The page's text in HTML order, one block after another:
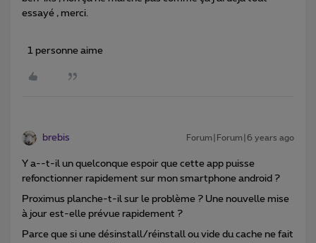
essayé , merci.
1 personne aime
brebis Forum|Forum|6 years ago
Y a--t-il un quelconque espoir que cette app puisse
refonctionner rapidement sur mon smartphone android ?
Proximus planche-t-il sur le problème ? Une nouvelle mise
à jour est-elle prévue rapidement ?
Parce que si une désinstall/réinstall ou vide du cache ne fait